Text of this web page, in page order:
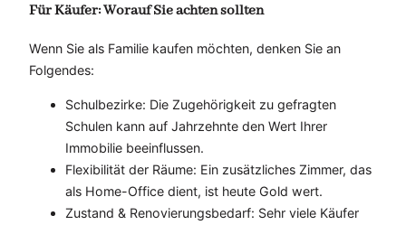
Für Käufer: Worauf Sie achten sollten
Wenn Sie als Familie kaufen möchten, denken Sie an
Folgendes:
Schulbezirke: Die Zugehörigkeit zu gefragten
Schulen kann auf Jahrzehnte den Wert Ihrer
Immobilie beeinflussen.
Flexibilität der Räume: Ein zusätzliches Zimmer, das
als Home-Office dient, ist heute Gold wert.
Zustand & Renovierungsbedarf: Sehr viele Käufer